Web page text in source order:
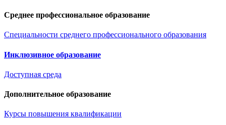
Среднее профессиональное образование
Специальности среднего профессионального образования
Инклюзивное образование
Доступная среда
Дополнительное образование
Курсы повышения квалификации